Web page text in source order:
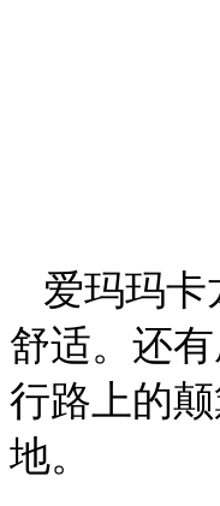
爱玛玛卡
舒适。还
行路上的
地。